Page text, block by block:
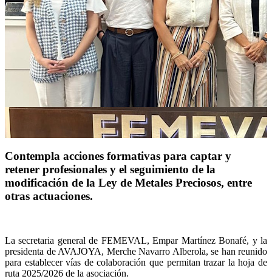
Contempla acciones formativas para captar y
retener profesionales y el seguimiento de la
modificación de la Ley de Metales Preciosos, entre
otras actuaciones.
La secretaria general de FEMEVAL, Empar Martínez Bonafé, y la
presidenta de AVAJOYA, Merche Navarro Alberola, se han reunido
para establecer vías de colaboración que permitan trazar la hoja de
ruta 2025/2026 de la asociación.